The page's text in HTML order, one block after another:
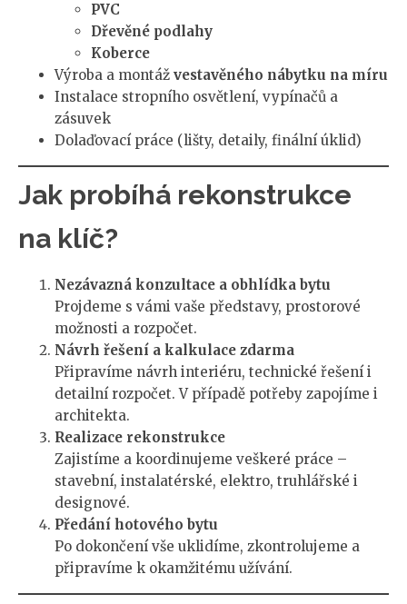
PVC
Dřevěné podlahy
Koberce
Výroba a montáž vestavěného nábytku na míru
Instalace stropního osvětlení, vypínačů a
zásuvek
Dolaďovací práce (lišty, detaily, finální úklid)
Jak probíhá rekonstrukce
na klíč?
Nezávazná konzultace a obhlídka bytu
Projdeme s vámi vaše představy, prostorové
možnosti a rozpočet.
Návrh řešení a kalkulace zdarma
Připravíme návrh interiéru, technické řešení i
detailní rozpočet. V případě potřeby zapojíme i
architekta.
Realizace rekonstrukce
Zajistíme a koordinujeme veškeré práce –
stavební, instalatérské, elektro, truhlářské i
designové.
Předání hotového bytu
Po dokončení vše uklidíme, zkontrolujeme a
připravíme k okamžitému užívání.